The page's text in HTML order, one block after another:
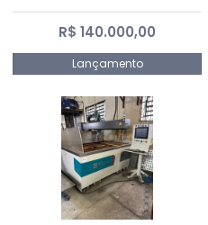
R$ 140.000,00
Lançamento